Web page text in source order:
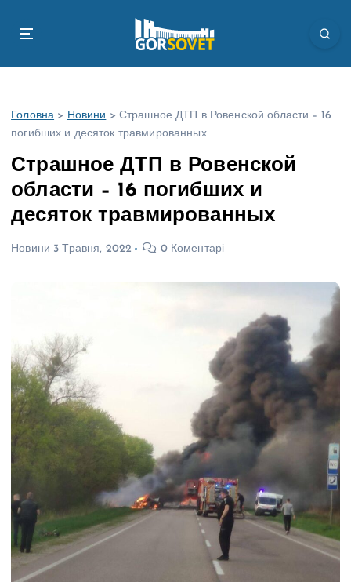
Головна > Новини > Страшное ДТП в Ровенской области – 16
погибших и десяток травмированных
Страшное ДТП в Ровенской
области – 16 погибших и
десяток травмированных
Новини 3 Травня, 2022 0 Коментарі